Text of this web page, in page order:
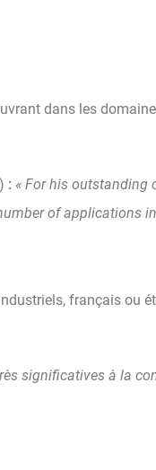
dans les
: « For his outstanding
of applications
français ou
significatives à la